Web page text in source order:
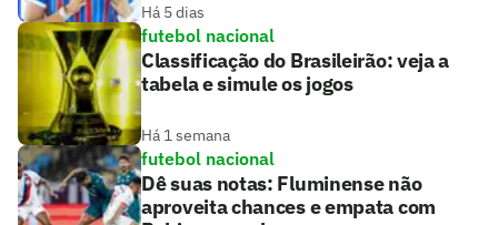
Há 5 dias
futebol nacional
Classificação do Brasileirão: veja a
tabela e simule os jogos
Há 1 semana
futebol nacional
Dê suas notas: Fluminense não
aproveita chances e empata com